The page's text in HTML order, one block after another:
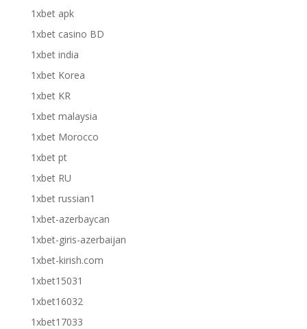
1xbet apk
1xbet casino BD
1xbet india
1xbet Korea
1xbet KR
1xbet malaysia
1xbet Morocco
1xbet pt
1xbet RU
1xbet russian1
1xbet-azerbaycan
1xbet-giris-azerbaijan
1xbet-kirish.com
1xbet15031
1xbet16032
1xbet17033